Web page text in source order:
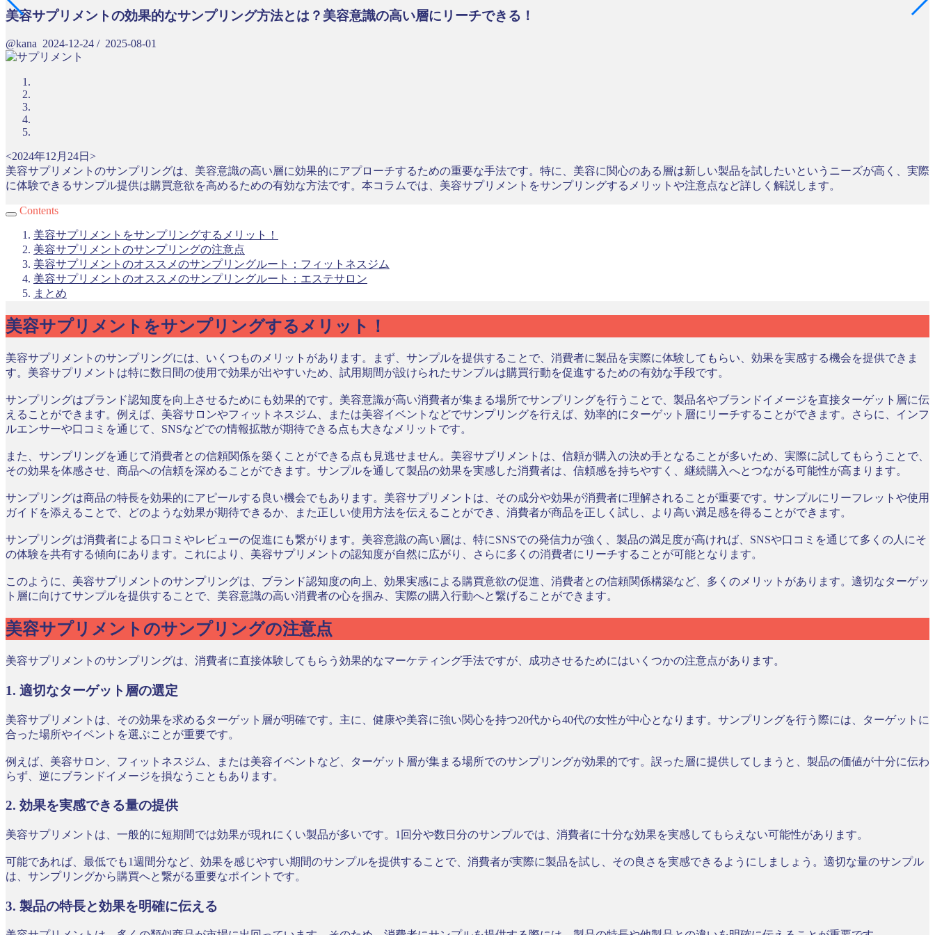
美容サプリメントの効果的なサンプリング方法とは？美容意識の高い層にリーチできる！
@kana 2024-12-24 / 2025-08-01
<2024年12月24日>
美容サプリメントのサンプリングは、美容意識の高い層に効果的にアプローチするための重要な手法です。特に、美容に関心のある層は新しい製品を試したいというニーズが高く、実際
に体験できるサンプル提供は購買意欲を高めるための有効な方法です。本コラムでは、美容サプリメントをサンプリングするメリットや注意点など詳しく解説します。
Contents
美容サプリメントをサンプリングするメリット！
美容サプリメントのサンプリングの注意点
美容サプリメントのオススメのサンプリングルート：フィットネスジム
美容サプリメントのオススメのサンプリングルート：エステサロン
まとめ
美容サプリメントをサンプリングするメリット！
美容サプリメントのサンプリングには、いくつものメリットがあります。まず、サンプルを提供することで、消費者に製品を実際に体験してもらい、効果を実感する機会を提供できま
す。美容サプリメントは特に数日間の使用で効果が出やすいため、試用期間が設けられたサンプルは購買行動を促進するための有効な手段です。
サンプリングはブランド認知度を向上させるためにも効果的です。美容意識が高い消費者が集まる場所でサンプリングを行うことで、製品名やブランドイメージを直接ターゲット層に伝
えることができます。例えば、美容サロンやフィットネスジム、または美容イベントなどでサンプリングを行えば、効率的にターゲット層にリーチすることができます。さらに、インフ
ルエンサーや口コミを通じて、SNSなどでの情報拡散が期待できる点も大きなメリットです。
また、サンプリングを通じて消費者との信頼関係を築くことができる点も見逃せません。美容サプリメントは、信頼が購入の決め手となることが多いため、実際に試してもらうことで、
その効果を体感させ、商品への信頼を深めることができます。サンプルを通して製品の効果を実感した消費者は、信頼感を持ちやすく、継続購入へとつながる可能性が高まります。
サンプリングは商品の特長を効果的にアピールする良い機会でもあります。美容サプリメントは、その成分や効果が消費者に理解されることが重要です。サンプルにリーフレットや使用
ガイドを添えることで、どのような効果が期待できるか、また正しい使用方法を伝えることができ、消費者が商品を正しく試し、より高い満足感を得ることができます。
サンプリングは消費者による口コミやレビューの促進にも繋がります。美容意識の高い層は、特にSNSでの発信力が強く、製品の満足度が高ければ、SNSや口コミを通じて多くの人にそ
の体験を共有する傾向にあります。これにより、美容サプリメントの認知度が自然に広がり、さらに多くの消費者にリーチすることが可能となります。
このように、美容サプリメントのサンプリングは、ブランド認知度の向上、効果実感による購買意欲の促進、消費者との信頼関係構築など、多くのメリットがあります。適切なターゲッ
ト層に向けてサンプルを提供することで、美容意識の高い消費者の心を掴み、実際の購入行動へと繋げることができます。
美容サプリメントのサンプリングの注意点
美容サプリメントのサンプリングは、消費者に直接体験してもらう効果的なマーケティング手法ですが、成功させるためにはいくつかの注意点があります。
1. 適切なターゲット層の選定
美容サプリメントは、その効果を求めるターゲット層が明確です。主に、健康や美容に強い関心を持つ20代から40代の女性が中心となります。サンプリングを行う際には、ターゲットに
合った場所やイベントを選ぶことが重要です。
例えば、美容サロン、フィットネスジム、または美容イベントなど、ターゲット層が集まる場所でのサンプリングが効果的です。誤った層に提供してしまうと、製品の価値が十分に伝わ
らず、逆にブランドイメージを損なうこともあります。
2. 効果を実感できる量の提供
美容サプリメントは、一般的に短期間では効果が現れにくい製品が多いです。1回分や数日分のサンプルでは、消費者に十分な効果を実感してもらえない可能性があります。
可能であれば、最低でも1週間分など、効果を感じやすい期間のサンプルを提供することで、消費者が実際に製品を試し、その良さを実感できるようにしましょう。適切な量のサンプル
は、サンプリングから購買へと繋がる重要なポイントです。
3. 製品の特長と効果を明確に伝える